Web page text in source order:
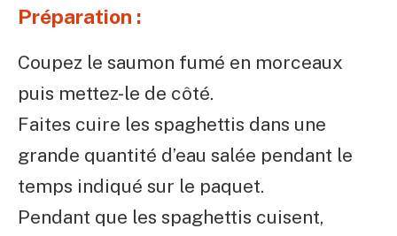
Préparation :
Coupez le saumon fumé en morceaux
puis mettez-le de côté.
Faites cuire les spaghettis dans une
grande quantité d’eau salée pendant le
temps indiqué sur le paquet.
Pendant que les spaghettis cuisent,